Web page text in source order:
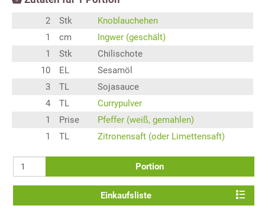
2 Stk
Knoblauchehen
1
cm
Ingwer (geschält)
1
Stk
Chilischote
10
EL
Sesamöl
3
TL
Sojasauce
4
TL
Currypulver
1
Prise
Pfeffer (weiß, gemahlen)
1
TL Zitronensaft (oder Limettensaft)
Portion
Einkaufsliste